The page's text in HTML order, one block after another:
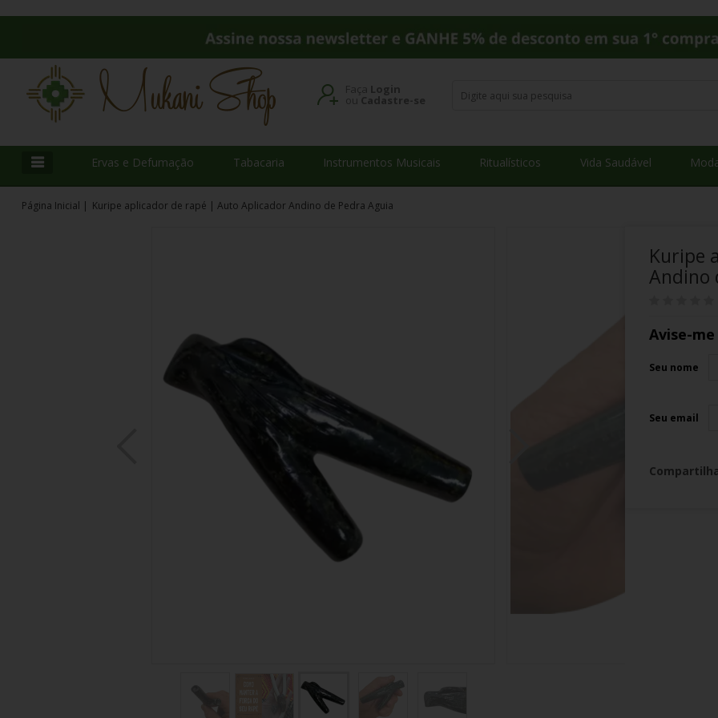
Faça Login
ou Cadastre-se
Ervas e Defumação Tabacaria Instrumentos Musicais Ritualísticos Vida Saudável
Página Inicial | Kuripe aplicador de rapé | Auto Aplicador Andino de Pedra Aguia
Kuripe
Andino
Avise-
Seu nome
Seu email